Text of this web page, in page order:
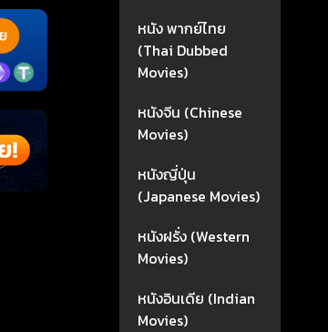
หนัง พากย์ไทย
(Thai Dubbed
Movies)
หนังจีน (Chinese
Movies)
หนังญี่ปุ่น
(Japanese Movies)
หนังฝรั่ง (Western
Movies)
หนังอินเดีย (Indian
Movies)